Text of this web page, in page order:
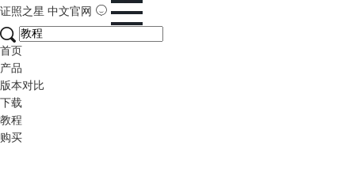
证照之星 中文官网
首页
产品
版本对比
下载
教程
购买